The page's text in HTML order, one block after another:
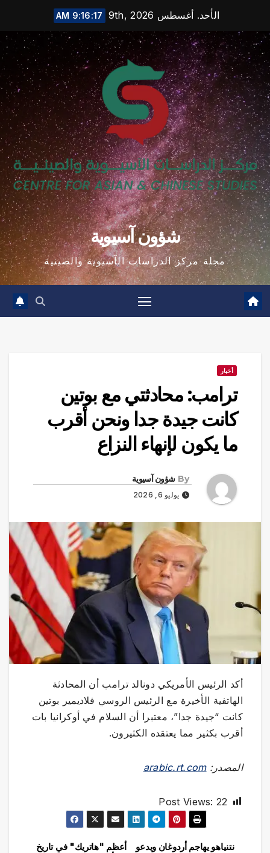
content
الأحد. أغسطس 9th, 2026 9:16:18 AM
شؤون آسيوية
مجلة مركز الدراسات الآسيوية والصينية
أخبار
ترامب: محادثتي مع بوتين
كانت جيدة جدا ونحن أقرب
ما يكون لإنهاء النزاع
By شؤون آسيوية
يوليو 6, 2026
أكد الرئيس الأمريكي دونالد ترامب أن المحادثة
الهاتفية الأخيرة مع الرئيس الروسي فلاديمير بوتين
كانت “جيدة جدا”، معتبرا أن السلام في أوكرانيا بات
أقرب بكثير مما يعتقده الكثيرون.
المصدر:arabic.rt.com
Post Views: 22
أعظم "هاتريك" في تاريخ
نتنياهو يهاجم أردوغان ويدعو